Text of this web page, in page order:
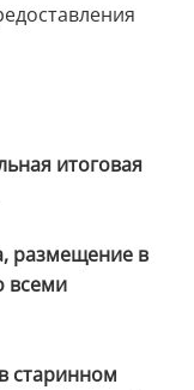
итоговая
размещение в
всеми
старинном